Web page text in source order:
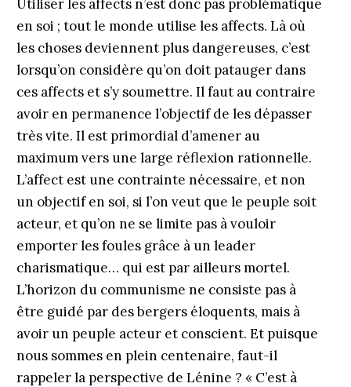
Utiliser les affects n’est donc pas problématique
en soi ; tout le monde utilise les affects. Là où
les choses deviennent plus dangereuses, c’est
lorsqu’on considère qu’on doit patauger dans
ces affects et s’y soumettre. Il faut au contraire
avoir en permanence l’objectif de les dépasser
très vite. Il est primordial d’amener au
maximum vers une large réflexion rationnelle.
L’affect est une contrainte nécessaire, et non
un objectif en soi, si l’on veut que le peuple soit
acteur, et qu’on ne se limite pas à vouloir
emporter les foules grâce à un leader
charismatique… qui est par ailleurs mortel.
L’horizon du communisme ne consiste pas à
être guidé par des bergers éloquents, mais à
avoir un peuple acteur et conscient. Et puisque
nous sommes en plein centenaire, faut-il
rappeler la perspective de Lénine ? « C’est à